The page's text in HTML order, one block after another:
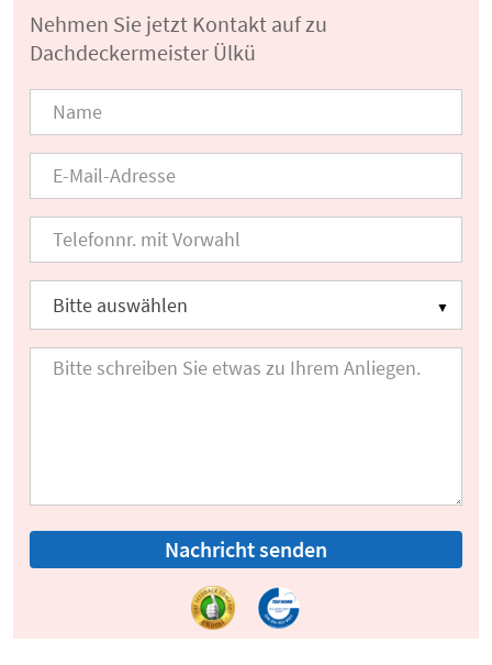
Nehmen Sie jetzt Kontakt auf zu
Dachdeckermeister Ülkü
Nachricht senden